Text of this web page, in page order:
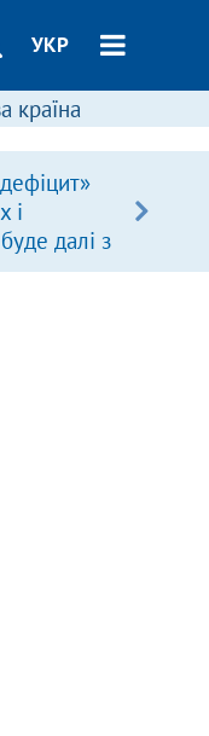
УКР
країна
і
далі з